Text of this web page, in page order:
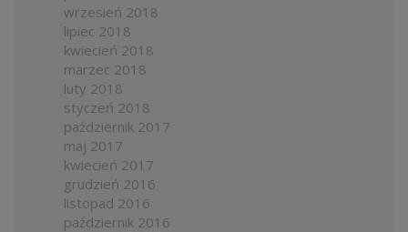
wrzesień 2018
lipiec 2018
kwiecień 2018
marzec 2018
luty 2018
styczeń 2018
październik 2017
maj 2017
kwiecień 2017
grudzień 2016
listopad 2016
październik 2016